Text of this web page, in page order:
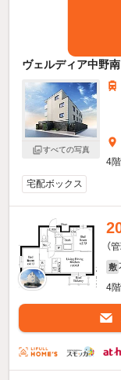
ヴェルディア中野
すべての写真
4
宅配ボックス
（
敷
4